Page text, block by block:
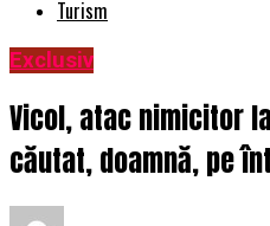
Turism
Exclusiv
Vicol, atac nimicitor
căutat, doamnă, pe